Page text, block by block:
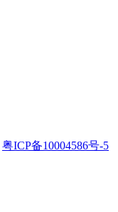
粤ICP备10004586号-5